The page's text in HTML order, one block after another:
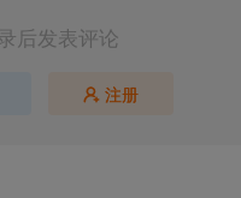
后发表评论
注册